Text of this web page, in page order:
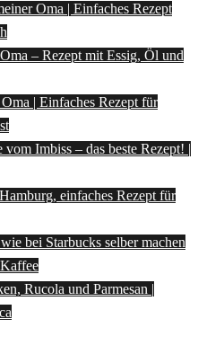
Oma | Einfaches Rezept
– Rezept mit Essig, Öl und
| Einfaches Rezept für
Imbiss – das beste Rezept! |
einfaches Rezept für
bei Starbucks selber machen
Rucola und Parmesan |